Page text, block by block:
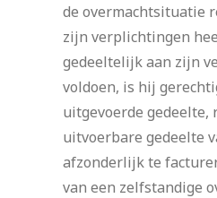
de overmachtsituatie
zijn verplichtingen
gedeeltelijk aan zijn
voldoen, is hij
uitgevoerde gedeelte,
uitvoerbare gedeelte
afzonderlijk te
van een zelfstandige